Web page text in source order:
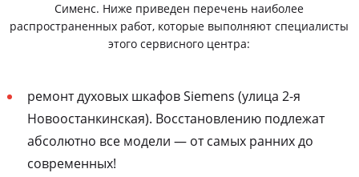
Сименс. Ниже приведен перечень наиболее
распространенных работ, которые выполняют специалисты
этого сервисного центра:
ремонт духовых шкафов Siemens (улица 2-я
Новоостанкинская). Восстановлению подлежат
абсолютно все модели — от самых ранних до
современных!